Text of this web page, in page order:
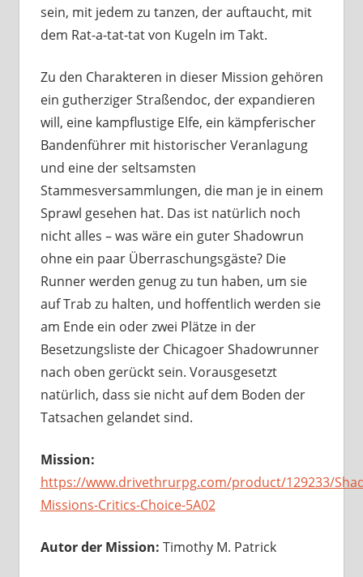
sein, mit jedem zu tanzen, der auftaucht, mit
dem Rat-a-tat-tat von Kugeln im Takt.
Zu den Charakteren in dieser Mission gehören
ein gutherziger Straßendoc, der expandieren
will, eine kampflustige Elfe, ein kämpferischer
Bandenführer mit historischer Veranlagung
und eine der seltsamsten
Stammesversammlungen, die man je in einem
Sprawl gesehen hat. Das ist natürlich noch
nicht alles – was wäre ein guter Shadowrun
ohne ein paar Überraschungsgäste? Die
Runner werden genug zu tun haben, um sie
auf Trab zu halten, und hoffentlich werden sie
am Ende ein oder zwei Plätze in der
Besetzungsliste der Chicagoer Shadowrunner
nach oben gerückt sein. Vorausgesetzt
natürlich, dass sie nicht auf dem Boden der
Tatsachen gelandet sind.
Mission:
https://www.drivethrurpg.com/product/129233/
Missions-Critics-Choice-5A02
Autor der Mission: Timothy M. Patrick